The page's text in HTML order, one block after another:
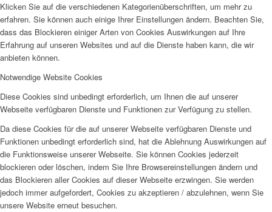
Klicken Sie auf die verschiedenen Kategorienüberschriften, um mehr zu
erfahren. Sie können auch einige Ihrer Einstellungen ändern. Beachten Sie,
dass das Blockieren einiger Arten von Cookies Auswirkungen auf Ihre
Erfahrung auf unseren Websites und auf die Dienste haben kann, die wir
anbieten können.
Notwendige Website Cookies
Diese Cookies sind unbedingt erforderlich, um Ihnen die auf unserer
Webseite verfügbaren Dienste und Funktionen zur Verfügung zu stellen.
Da diese Cookies für die auf unserer Webseite verfügbaren Dienste und
Funktionen unbedingt erforderlich sind, hat die Ablehnung Auswirkungen auf
die Funktionsweise unserer Webseite. Sie können Cookies jederzeit
blockieren oder löschen, indem Sie Ihre Browsereinstellungen ändern und
das Blockieren aller Cookies auf dieser Webseite erzwingen. Sie werden
jedoch immer aufgefordert, Cookies zu akzeptieren / abzulehnen, wenn Sie
unsere Website erneut besuchen.